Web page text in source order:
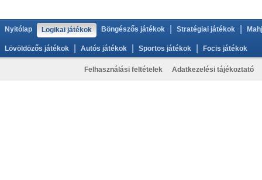
Nyitólap Logikai játékok Böngészős játékok Stratégiai játékok
Lövöldözős játékok Autós játékok Sportos játékok Focis játékok
Felhasználási feltételek Adatkezelési tájékoztató